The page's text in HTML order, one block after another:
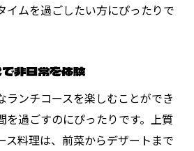
イムを過ごしたい方にぴったりで
非日常を体験
ランチコースを楽しむことができ
を過ごすのにぴったりです。上質
ス料理は、前菜からデザートまで